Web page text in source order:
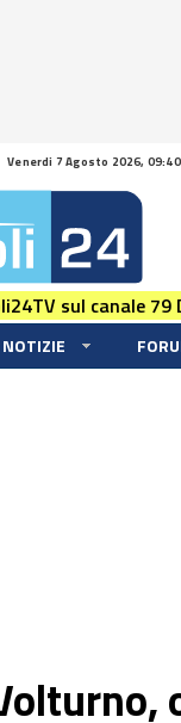
Venerdi 7 Agosto 2026, 09:40
sul canale
NOTIZIE